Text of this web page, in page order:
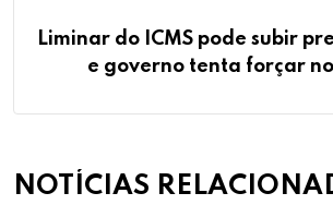
Liminar do ICMS pode subir
e governo tenta forçar
NOTÍCIAS